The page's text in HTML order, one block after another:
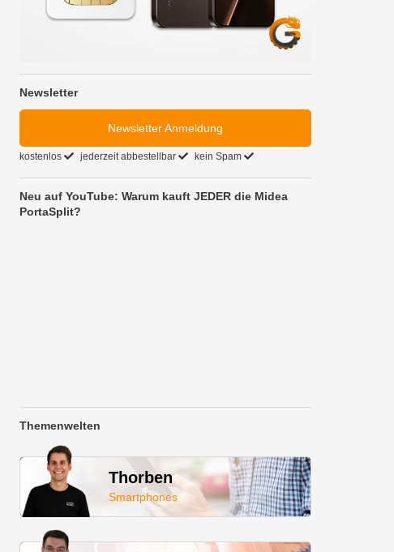
Newsletter
Newsletter Anmeldung
kostenlos jederzeit abbestellbar kein Spam
Neu auf YouTube: Warum kauft JEDER die Midea
PortaSplit?
Themenwelten
Thorben
Smartphones